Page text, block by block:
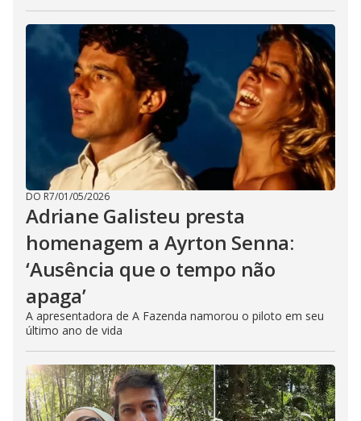
DO R7/01/05/2026
Adriane Galisteu presta
homenagem a Ayrton Senna:
‘Ausência que o tempo não
apaga’
A apresentadora de A Fazenda namorou o piloto em seu
último ano de vida